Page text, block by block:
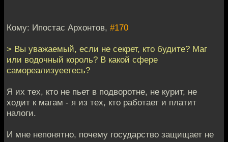
Кому: Ипостас Архонтов, #170
> Вы уважаемый, если не секрет, кто будите? Маг
или водочный король? В какой сфере
самореализуеетесь?
Я их тех, кто не пьет в подворотне, не курит, не
ходит к магам - я из тех, кто работает и платит
налоги.
И мне непонятно, почему государство защищает не